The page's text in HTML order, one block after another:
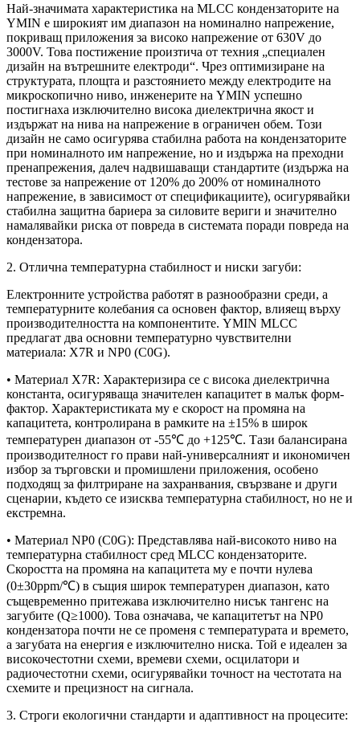
Най-значимата характеристика на MLCC кондензаторите на
YMIN е широкият им диапазон на номинално напрежение,
покриващ приложения за високо напрежение от 630V до
3000V. Това постижение произтича от техния „специален
дизайн на вътрешните електроди“. Чрез оптимизиране на
структурата, площта и разстоянието между електродите на
микроскопично ниво, инженерите на YMIN успешно
постигнаха изключително висока диелектрична якост и
издържат на нива на напрежение в ограничен обем. Този
дизайн не само осигурява стабилна работа на кондензаторите
при номиналното им напрежение, но и издържа на преходни
пренапрежения, далеч надвишаващи стандартите (издържа на
тестове за напрежение от 120% до 200% от номиналното
напрежение, в зависимост от спецификациите), осигурявайки
стабилна защитна бариера за силовите вериги и значително
намалявайки риска от повреда в системата поради повреда на
кондензатора.
2. Отлична температурна стабилност и ниски загуби:
Електронните устройства работят в разнообразни среди, а
температурните колебания са основен фактор, влияещ върху
производителността на компонентите. YMIN MLCC
предлагат два основни температурно чувствителни
материала: X7R и NP0 (C0G).
• Материал X7R: Характеризира се с висока диелектрична
константа, осигуряваща значителен капацитет в малък форм-
фактор. Характеристиката му е скорост на промяна на
капацитета, контролирана в рамките на ±15% в широк
температурен диапазон от -55℃ до +125℃. Тази балансирана
производителност го прави най-универсалният и икономичен
избор за търговски и промишлени приложения, особено
подходящ за филтриране на захранвания, свързване и други
сценарии, където се изисква температурна стабилност, но не и
екстремна.
• Материал NP0 (C0G): Представлява най-високото ниво на
температурна стабилност сред MLCC кондензаторите.
Скоростта на промяна на капацитета му е почти нулева
(0±30ppm/℃) в същия широк температурен диапазон, като
същевременно притежава изключително нисък тангенс на
загубите (Q≥1000). Това означава, че капацитетът на NP0
кондензатора почти не се променя с температурата и времето,
а загубата на енергия е изключително ниска. Той е идеален за
високочестотни схеми, времеви схеми, осцилатори и
радиочестотни схеми, осигурявайки точност на честотата на
схемите и прецизност на сигнала.
3. Строги екологични стандарти и адаптивност на процесите: